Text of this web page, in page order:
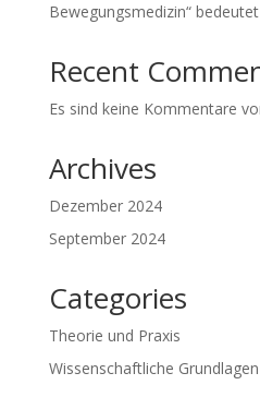
Bewegungsmedizin“ bedeutet
Recent
Es sind keine Kommentare
Archives
Dezember 2024
September 2024
Categories
Theorie und Praxis
Wissenschaftliche Grundlagen